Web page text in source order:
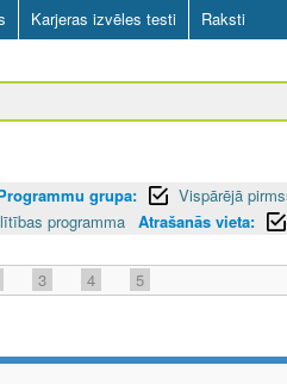
Karjeras izvēles testi Raksti
grupa:
Vispārējā
programma Atrašanās vieta:
3 4 5